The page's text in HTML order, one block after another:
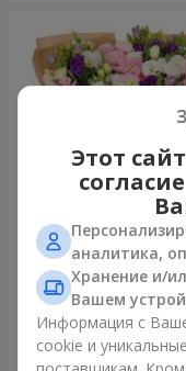
15 разноцветных
3 145 грн
Заказать
Этот
аналитика,
Хранение и/
Вашем
Информация с
cookie и